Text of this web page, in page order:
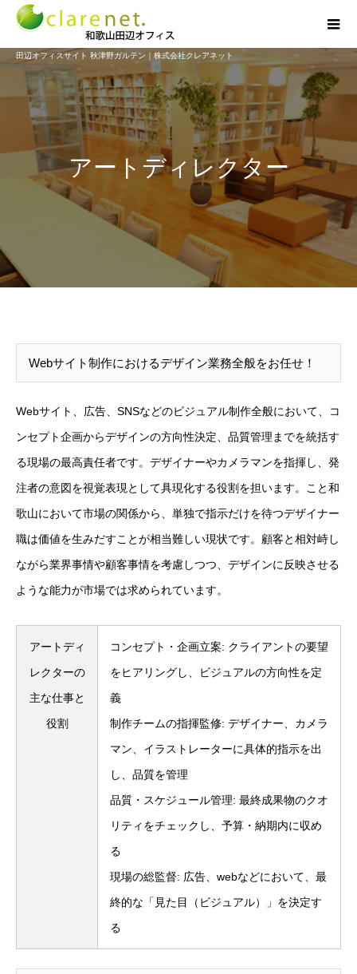
田辺オフィスサイト 秋津野ガルテン｜株式会社クレアネット
アートディレクター
Webサイト制作におけるデザイン業務全般をお任せ！
Webサイト、広告、SNSなどのビジュアル制作全般において、コ
ンセプト企画からデザインの方向性決定、品質管理までを統括す
る現場の最高責任者です。デザイナーやカメラマンを指揮し、発
注者の意図を視覚表現として具現化する役割を担います。こと和
歌山において市場の関係から、単独で指示だけを待つデザイナー
職は価値を生みだすことが相当難しい現状です。顧客と相対峙し
ながら業界事情や顧客事情を考慮しつつ、デザインに反映させる
ような能力が市場では求められています。
アートディ
レクターの
主な仕事と
役割
コンセプト・企画立案: クライアントの要望
をヒアリングし、ビジュアルの方向性を定
義
制作チームの指揮監修: デザイナー、カメラ
マン、イラストレーターに具体的指示を出
し、品質を管理
品質・スケジュール管理: 最終成果物のクオ
リティをチェックし、予算・納期内に収め
る
現場の総監督: 広告、webなどにおいて、最
終的な「見た目（ビジュアル）」を決定す
る